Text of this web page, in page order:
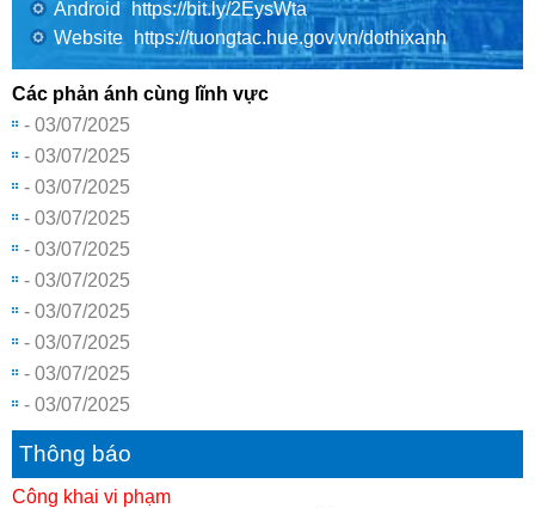
Android
https://bit.ly/2EysWta
Website
https://tuongtac.hue.gov.vn/dothixanh
Các phản ánh cùng lĩnh vực
- 03/07/2025
- 03/07/2025
- 03/07/2025
- 03/07/2025
- 03/07/2025
- 03/07/2025
- 03/07/2025
- 03/07/2025
- 03/07/2025
- 03/07/2025
Thông báo
Công khai vi phạm